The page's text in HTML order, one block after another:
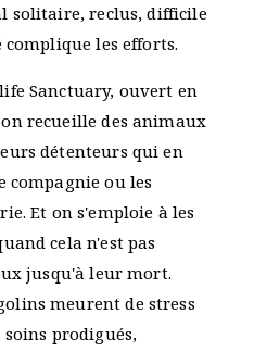
solitaire, reclus, difficile
les efforts.
Sanctuary, ouvert en
recueille des animaux
détenteurs qui en
compagnie ou les
Et on s'emploie à les
cela n'est pas
jusqu'à leur mort.
meurent de stress
prodigués,